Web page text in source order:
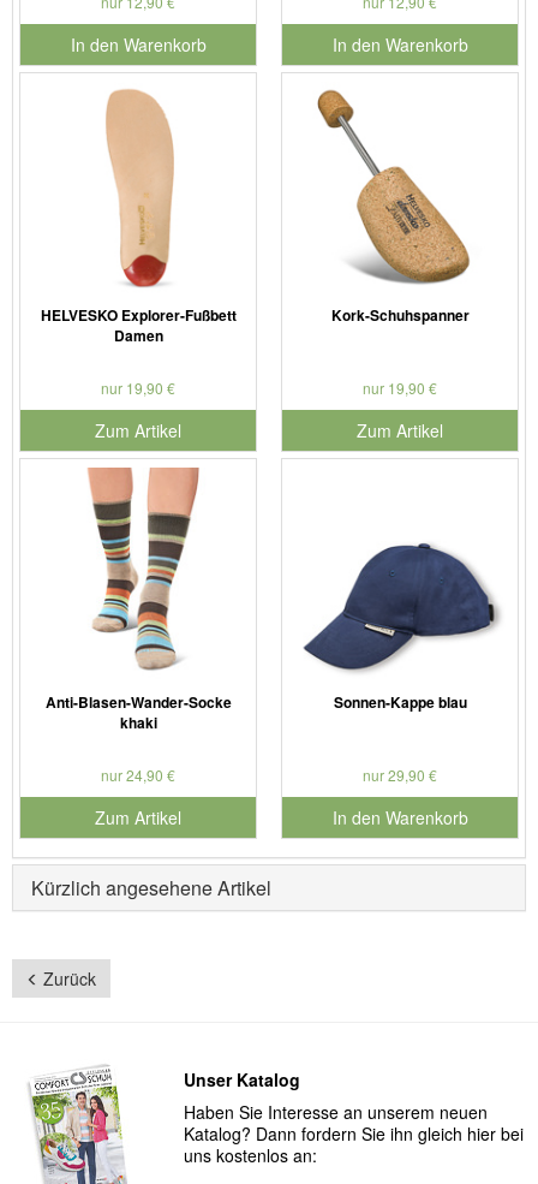
In den Warenkorb
für Produktnummer 901127
In den Warenkorb
für Produktnummer 901179
HELVESKO Explorer-Fußbett
Damen
nur 19,90 €
Zum Artikel
Kork-Schuhspanner
nur 19,90 €
Zum Artikel
Anti-Blasen-Wander-Socke
khaki
nur 24,90 €
Zum Artikel
Sonnen-Kappe blau
nur 29,90 €
In den Warenkorb
für Produktnummer 990608
Kürzlich angesehene Artikel
Zurück
Unser Katalog
Haben Sie Interesse an unserem neuen
Katalog? Dann fordern Sie ihn gleich hier bei
uns kostenlos an: